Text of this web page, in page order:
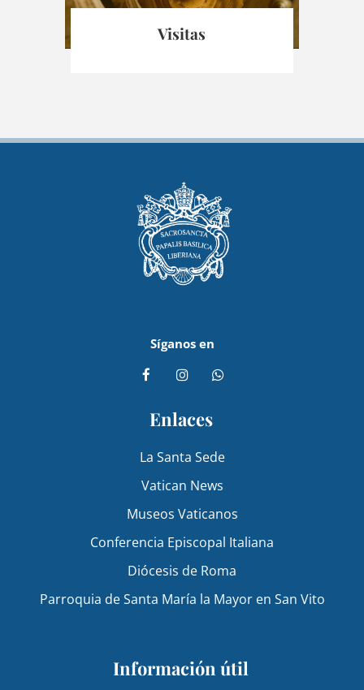
Visitas
Síganos en
Enlaces
La Santa Sede
Vatican News
Museos Vaticanos
Conferencia Episcopal Italiana
Diócesis de Roma
Parroquia de Santa María la Mayor en San Vito
Información útil